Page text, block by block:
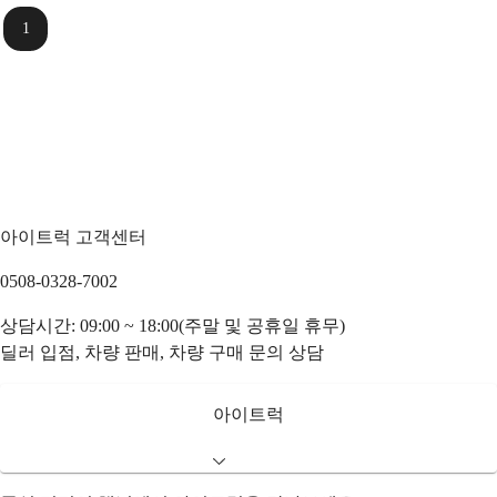
1
아이트럭 고객센터
0508-0328-7002
상담시간: 09:00 ~ 18:00(주말 및 공휴일 휴무)
딜러 입점, 차량 판매, 차량 구매 문의 상담
아이트럭